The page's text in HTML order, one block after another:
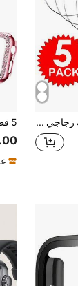
5 عبوات واقي شاشة زجاجي مقسى عالي الوضوح متوافق مع ساعة هواوي GT 6 5 4 3 Pro فيلم شاشة زجاجي مقاوم للخدش فيلم زجاجي ساعة GT6 GT5 GT4 GT3 Pro مقاس 41 ملم 42 ملم 46 ملم غطاء زجاجي فيلم شاشة هدية لعيد الميلاد/يوم/الأصدقاء